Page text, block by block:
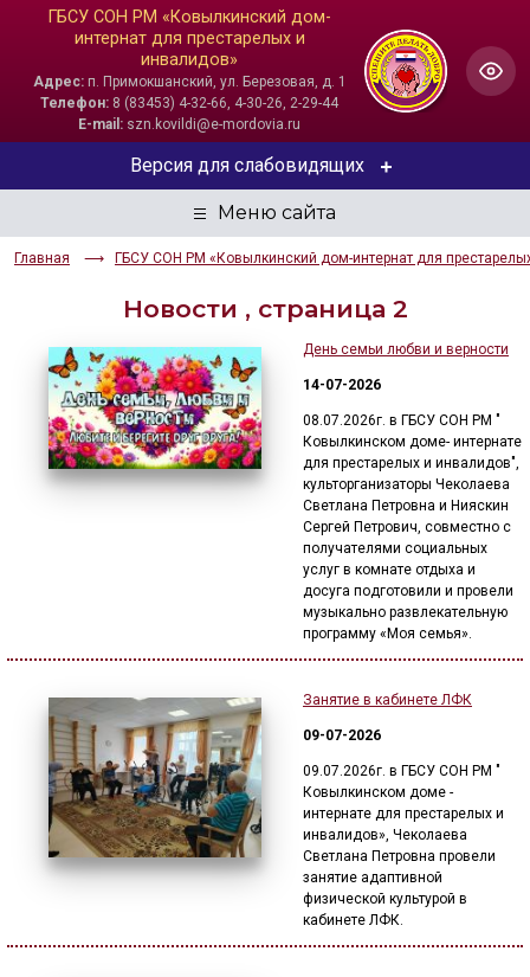
ГБСУ СОН РМ «Ковылкинский дом-
интернат для престарелых и
инвалидов»
Адрес:п. Примокшанский, ул. Березовая, д. 1
Телефон: 8 (83453) 4-32-66, 4-30-26, 2-29-44
E-mail: szn.kovildi@e-mordovia.ru
Главная ГБСУ СОН РМ «Ковылкинский дом-интернат для
Версия для слабовидящих
ЦВЕТОВАЯ СХЕМА
Aa Aa Aa
РАЗМЕР ТЕКСТА
Aa Aa
ИЗОБРАЖЕНИЯ
Скрыть Ч/б
🔊 Включить озвучивание
Настройки по умолчанию
Настройки по умолчанию
Новости , страница 2
День семьи любви и верности
14-07-2026
08.07.2026г. в ГБСУ СОН РМ "
Ковылкинском доме- интернате
для престарелых и инвалидов",
культорганизаторы Чеколаева
Светлана Петровна и Нияскин
Сергей Петрович, совместно с
получателями социальных
услуг в комнате отдыха и
досуга подготовили и провели
музыкально развлекательную
программу «Моя семья».
Занятие в кабинете ЛФК
09-07-2026
09.07.2026г. в ГБСУ СОН РМ "
Ковылкинском доме -
интернате для престарелых и
инвалидов», Чеколаева
Светлана Петровна провели
занятие адаптивной
физической культурой в
кабинете ЛФК.